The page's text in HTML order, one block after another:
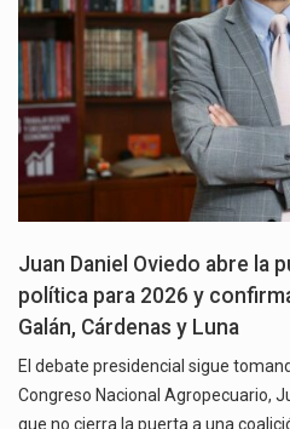
Juan Daniel Oviedo abre la
política para 2026 y
Galán, Cárdenas y Luna
El debate presidencial sigue
Congreso Nacional Agropecuario,
que no cierra la puerta a una